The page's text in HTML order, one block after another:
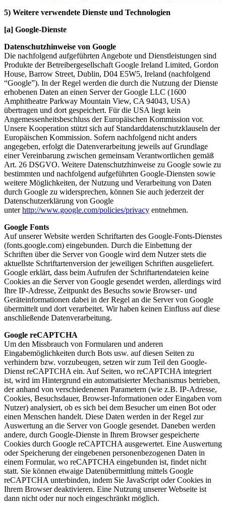
5) Weitere verwendete Dienste und Technologien
[a] Google-Dienste
Datenschutzhinweise von Google
Die nachfolgend aufgeführten Angebote und Dienstleistungen sind
Produkte der Betreibergesellschaft Google Ireland Limited, Gordon
House, Barrow Street, Dublin, D04 E5W5, Ireland (nachfolgend
“Google”). In der Regel werden die durch die Nutzung der Dienste
erhobenen Daten an einen Server der Google LLC (1600
Amphitheatre Parkway Mountain View, CA 94043, USA)
übertragen und dort gespeichert. Für die USA liegt kein
Angemessenheitsbeschluss der Europäischen Kommission vor.
Unsere Kooperation stützt sich auf Standarddatenschutzklauseln der
Europäischen Kommission. Sofern nachfolgend nicht anders
angegeben, erfolgt die Datenverarbeitung jeweils auf Grundlage
einer Vereinbarung zwischen gemeinsam Verantwortlichen gemäß
Art. 26 DSGVO. Weitere Datenschutzhinweise zu Google sowie zu
bestimmten und nachfolgend aufgeführten Google-Diensten sowie
weitere Möglichkeiten, der Nutzung und Verarbeitung von Daten
durch Google zu widersprechen, können Sie auch jederzeit der
Datenschutzerklärung von Google
unterhttp://www.google.com/policies/privacy entnehmen.
Google Fonts
Auf unserer Website werden Schriftarten des Google-Fonts-Dienstes
(fonts.google.com) eingebunden. Durch die Einbettung der
Schriften über die Server von Google wird dem Nutzer stets die
aktuellste Schriftartenversion der jeweiligen Schriften ausgeliefert.
Google erklärt, dass beim Aufrufen der Schriftartendateien keine
Cookies an die Server von Google gesendet werden, allerdings wird
Ihre IP-Adresse, Zeitpunkt des Besuchs sowie Browser- und
Geräteinformationen dabei in der Regel an die Server von Google
übermittelt und dort verarbeitet. Wir haben keinen Einfluss auf diese
anschließende Datenverarbeitung.
Google reCAPTCHA
Um den Missbrauch von Formularen und anderen
Eingabemöglichkeiten durch Bots usw. auf diesen Seiten zu
verhindern bzw. vorzubeugen, setzen wir zum Teil den Google-
Dienst reCAPTCHA ein. Auf Seiten, wo reCAPTCHA integriert
ist, wird im Hintergrund ein automatisierter Mechanismus betrieben,
der anhand von verschiedenenen Parametern (wie z.B. IP-Adresse,
Cookies, Besuchsdauer, Browser-Informationen oder Eingaben vom
Nutzer) analysiert, ob es sich bei dem Besucher um einen Bot oder
einen Menschen handelt. Diese Daten werden in der Regel zur
Auswertung an die Server von Google gesendet. Daneben werden
andere, durch Google-Dienste in Ihrem Browser gespeicherte
Cookies durch Google reCAPTCHA ausgewertet. Eine Auswertung
oder Speicherung der eingebenen personenbezogenen Daten in
einem Formular, wo reCAPTCHA eingebunden ist, findet nicht
statt. Sie können etwaige Datenübermittlung mittels Google
reCAPTCHA unterbinden, indem Sie JavaScript oder Cookies in
Ihrem Browser deaktivieren. Eine Nutzung unserer Webseite ist
dann nicht oder nur noch eingeschränkt möglich.